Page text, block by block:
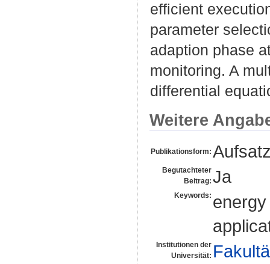
efficient
parameter
adaption phase
monitoring. A
differential
Weitere
Publikationsform:
Begutachteter
Beitrag: Ja
Keywords:
Institutionen der
Universität: